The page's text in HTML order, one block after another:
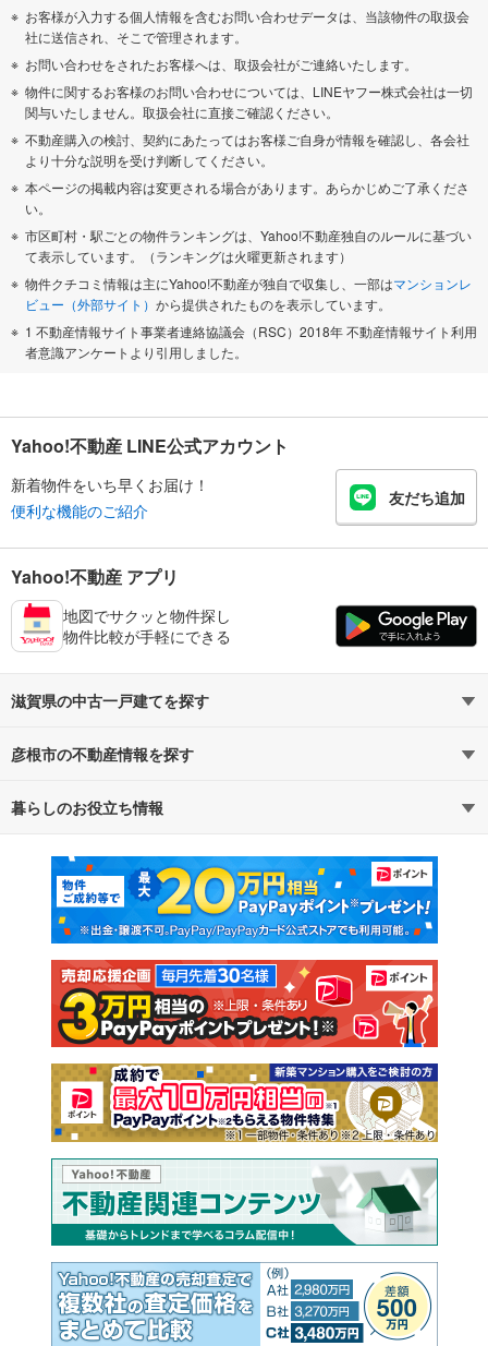
お客様が入力する個人情報を含むお問い合わせデータは、当該物件の取扱会
社に送信され、そこで管理されます。
お問い合わせをされたお客様へは、取扱会社がご連絡いたします。
物件に関するお客様のお問い合わせについては、LINEヤフー株式会社は一切
関与いたしません。取扱会社に直接ご確認ください。
不動産購入の検討、契約にあたってはお客様ご自身が情報を確認し、各会社
より十分な説明を受け判断してください。
本ページの掲載内容は変更される場合があります。あらかじめご了承くださ
い。
市区町村・駅ごとの物件ランキングは、Yahoo!不動産独自のルールに基づい
て表示しています。（ランキングは火曜更新されます）
物件クチコミ情報は主にYahoo!不動産が独自で収集し、一部はマンションレ
ビュー（外部サイト） から提供されたものを表示しています。
1 不動産情報サイト事業者連絡協議会（RSC）2018年 不動産情報サイト利用
者意識アンケートより引用しました。
Yahoo!不動産 LINE公式アカウント
新着物件をいち早くお届け！
便利な機能のご紹介
友だち追加
Yahoo!不動産 アプリ
地図でサクッと物件探し
物件比較が手軽にできる
滋賀県の中古一戸建てを探す
路線・駅から探す
通勤・通学時間から探す
彦根市の不動産情報を探す
不動産・住宅
新築マンション 中古マンション
新築一戸建て 中古一戸建て
注文住宅 土地
売却査定
暮らしのお役立ち情報
マンションカタログ 教えて！住まいの先生